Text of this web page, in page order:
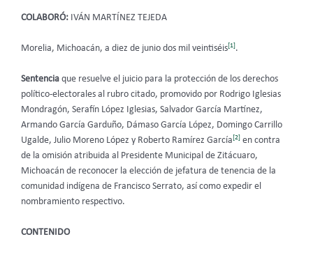
COLABORÓ: IVÁN MARTÍNEZ TEJEDA
Morelia, Michoacán, a diez de junio dos mil veintiséis[1].
Sentencia que resuelve el juicio para la protección de los derechos
político-electorales al rubro citado, promovido por Rodrigo Iglesias
Mondragón, Serafín López Iglesias, Salvador García Martínez,
Armando García Garduño, Dámaso García López, Domingo Carrillo
Ugalde, Julio Moreno López y Roberto Ramírez García[2] en contra
de la omisión atribuida al Presidente Municipal de Zitácuaro,
Michoacán de reconocer la elección de jefatura de tenencia de la
comunidad indígena de Francisco Serrato, así como expedir el
nombramiento respectivo.
CONTENIDO